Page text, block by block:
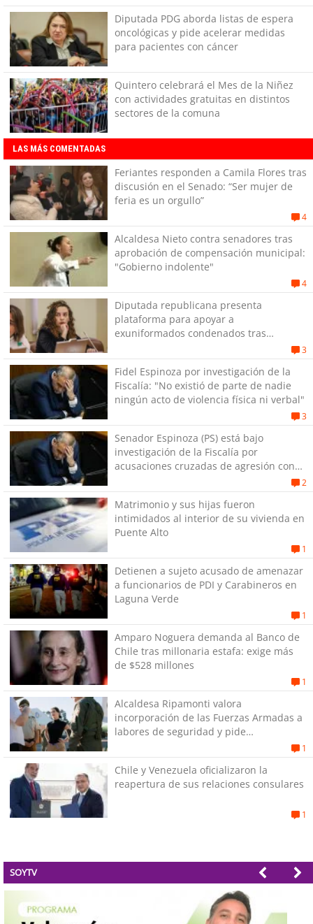
Diputada PDG aborda listas de espera
oncológicas y pide acelerar medidas
para pacientes con cáncer
Quintero celebrará el Mes de la Niñez
con actividades gratuitas en distintos
sectores de la comuna
LAS MÁS COMENTADAS
Feriantes responden a Camila Flores tras
discusión en el Senado: “Ser mujer de
feria es un orgullo”
4
Alcaldesa Nieto contra senadores tras
aprobación de compensación municipal:
"Gobierno indolente"
4
Diputada republicana presenta
plataforma para apoyar a
exuniformados condenados tras
3
Fidel Espinoza por investigación de la
Fiscalía: "No existió de parte de nadie
ningún acto de violencia física ni verbal"
3
Senador Espinoza (PS) está bajo
investigación de la Fiscalía por
acusaciones cruzadas de agresión con
2
Matrimonio y sus hijas fueron
intimidados al interior de su vivienda en
Puente Alto
1
Detienen a sujeto acusado de amenazar
a funcionarios de PDI y Carabineros en
Laguna Verde
1
Amparo Noguera demanda al Banco de
Chile tras millonaria estafa: exige más
de $528 millones
1
Alcaldesa Ripamonti valora
incorporación de las Fuerzas Armadas a
labores de seguridad y pide
1
Chile y Venezuela oficializaron la
reapertura de sus relaciones consulares
1
SOYTV